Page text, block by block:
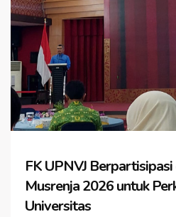
FK UPNVJ
Musrenja 2026 untuk
Universitas